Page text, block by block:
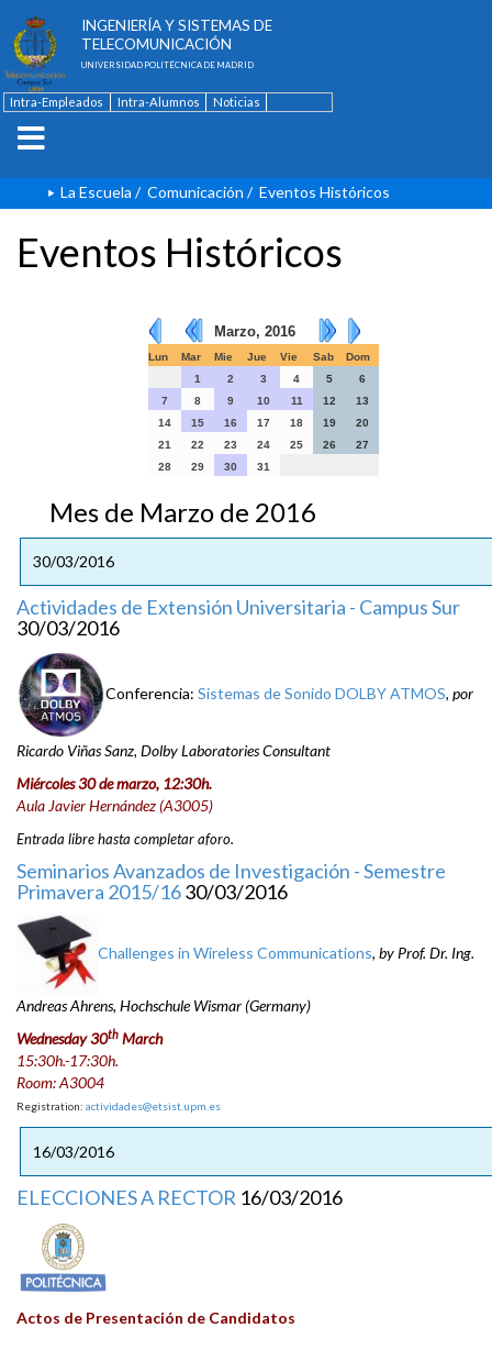
INGENIERÍA Y SISTEMAS DE
TELECOMUNICACIÓN
UNIVERSIDAD POLITÉCNICA DE MADRID
Intra-Empleados Intra-Alumnos
Noticias
La Escuela / Comunicación / Eventos Históricos
Eventos Históricos
Marzo, 2016
Lun Mar Mie Jue Vie Sab
Dom
1
2 3 4 5
6
7
8 9 10 11 12
13
14
15 16 17 18 19
20
21
22 23 24 25 26
27
28
29 30 31
Mes de Marzo de 2016
30/03/2016
Actividades de Extensión Universitaria - Campus Sur
30/03/2016
Conferencia: Sistemas de Sonido DOLBY ATMOS, por
Ricardo Viñas Sanz, Dolby Laboratories Consultant
Miércoles 30 de marzo, 12:30h.
Aula Javier Hernández (A3005)
Entrada libre hasta completar aforo.
Seminarios Avanzados de Investigación - Semestre
Primavera 2015/1630/03/2016
Challenges in Wireless Communications, by Prof. Dr. Ing.
Andreas Ahrens, Hochschule Wismar (Germany)
Wednesday 30th March
15:30h.-17:30h.
Room: A3004
Registration: actividades@etsist.upm.es
16/03/2016
ELECCIONES A RECTOR 16/03/2016
Actos de Presentación de Candidatos